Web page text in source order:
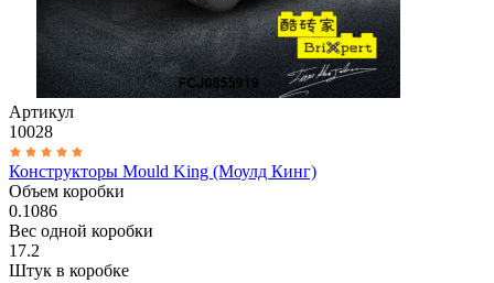
Артикул
10028
Конструкторы Mould King (Моулд Кинг)
Объем коробки
0.1086
Вес одной коробки
17.2
Штук в коробке